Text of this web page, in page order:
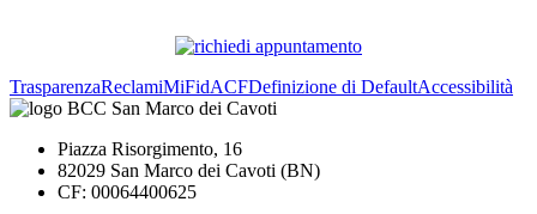
TrasparenzaReclamiMiFidACFDefinizione di DefaultAccessibilità
Piazza Risorgimento, 16
82029 San Marco dei Cavoti (BN)
CF: 00064400625